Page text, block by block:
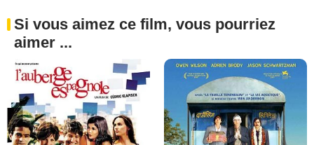
Si vous aimez ce film, vous pourriez
aimer ...